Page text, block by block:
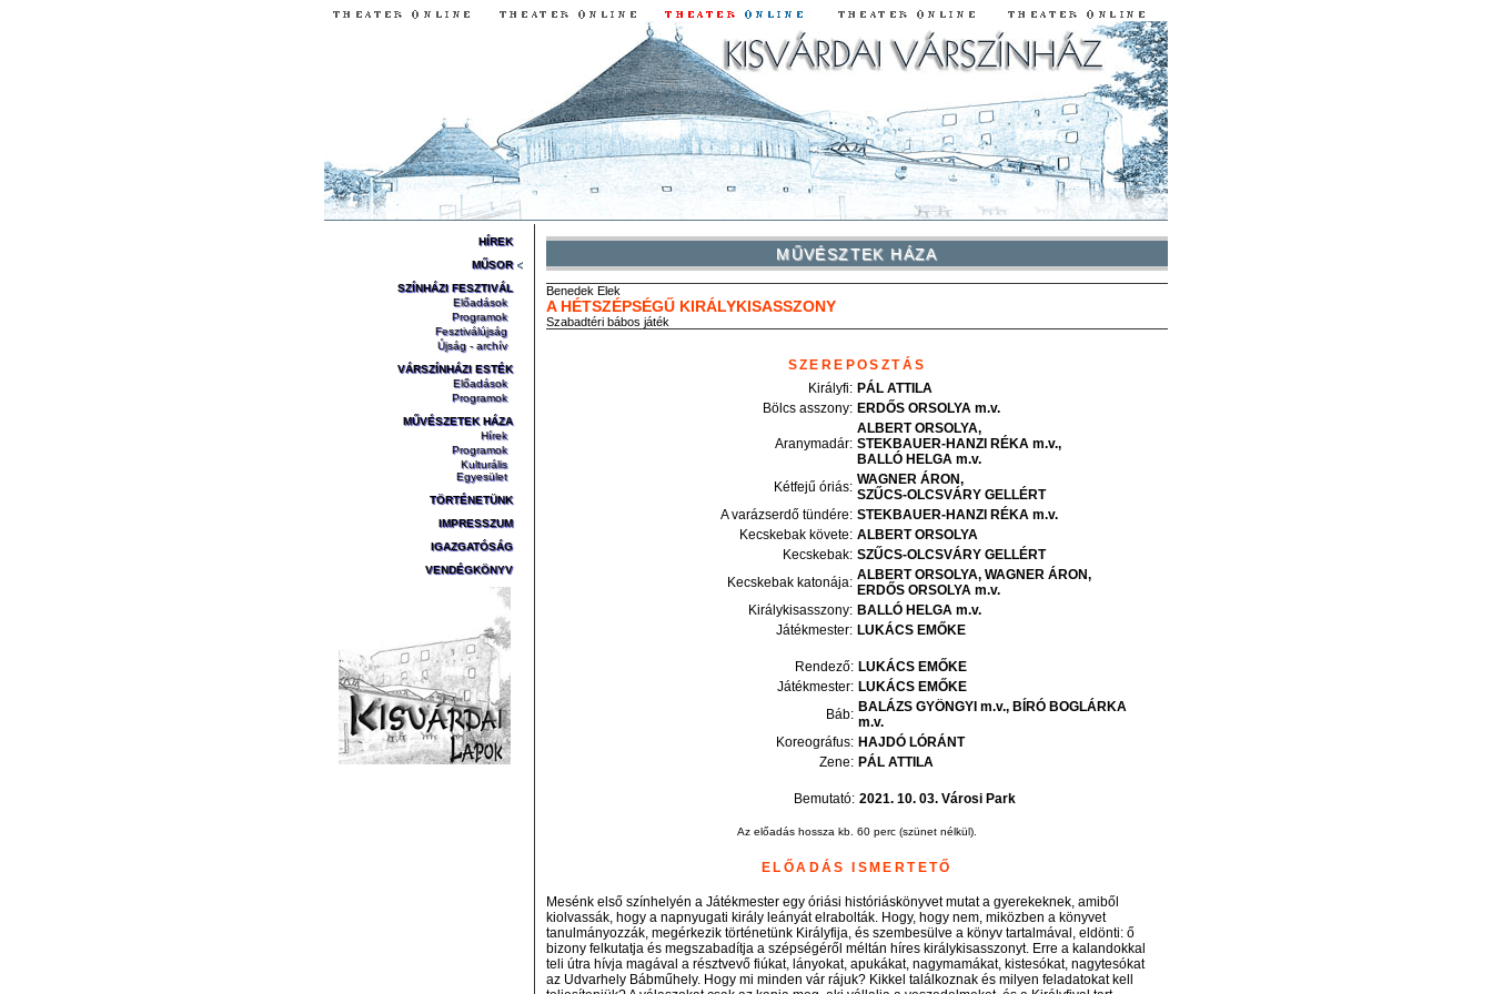
HÍREK
MŰSOR
SZÍNHÁZI FESZTIVÁL
Előadások
Programok
Fesztiválújság
Újság - archív
VÁRSZÍNHÁZI ESTÉK
Előadások
Programok
MŰVÉSZETEK HÁZA
Hírek
Programok
Kulturális
Egyesület
TÖRTÉNETÜNK
IMPRESSZUM
IGAZGATÓSÁG
VENDÉGKÖNYV
MŰVÉSZTEK HÁZA
Benedek Elek
A HÉTSZÉPSÉGŰ KIRÁLYKISASSZONY
Szabadtéri bábos játék
SZEREPOSZTÁS
Királyfi: PÁL ATTILA
Bölcs asszony: ERDŐS ORSOLYA m.v.
Aranymadár:
ALBERT ORSOLYA
STEKBAUER-HANZI RÉKA m.v.
BALLÓ HELGA m.v.
Kétfejű óriás: WAGNER ÁRON
SZŰCS-OLCSVÁRY GELLÉRT
A varázserdő tündére: STEKBAUER-HANZI RÉKA m.v.
Kecskebak követe: ALBERT ORSOLYA
Kecskebak: SZŰCS-OLCSVÁRY GELLÉRT
Kecskebak katonája: ALBERT ORSOLYA WAGNER ÁRON
ERDŐS ORSOLYA m.v.
Királykisasszony: BALLÓ HELGA m.v.
Játékmester: LUKÁCS EMŐKE
Rendező: LUKÁCS EMŐKE
Játékmester: LUKÁCS EMŐKE
Báb: BALÁZS GYÖNGYI m.v. BÍRÓ BOGLÁRKA
m.v.
Koreográfus: HAJDÓ LÓRÁNT
Zene: PÁL ATTILA
Bemutató: 2021. 10. 03. Városi Park
Az előadás hossza kb. 60 perc (szünet nélkül).
ELŐADÁS ISMERTETŐ
Mesénk első színhelyén a Játékmester egy óriási históriáskönyvet mutat a gyerekeknek, amiből
kiolvassák, hogy a napnyugati király leányát elrabolták. Hogy, hogy nem, miközben a könyvet
tanulmányozzák, megérkezik történetünk Királyfija, és szembesülve a könyv tartalmával, eldönti: ő
bizony felkutatja és megszabadítja a szépségéről méltán híres királykisasszonyt. Erre a kalandokkal
teli útra hívja magával a résztvevő fiúkat, lányokat, apukákat, nagymamákat, kistesókat, nagytesókat
az Udvarhely Bábműhely. Hogy mi minden vár rájuk? Kikkel találkoznak és milyen feladatokat kell